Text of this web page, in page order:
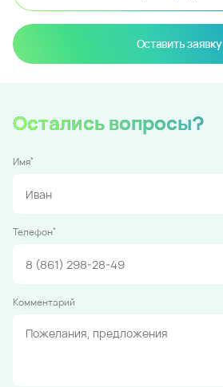
Оставить заявку
Остались вопросы?
Имя*
Телефон*
Комментарий